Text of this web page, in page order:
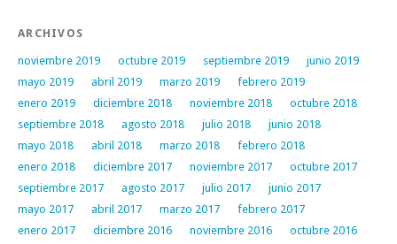
ARCHIVOS
noviembre 2019 octubre 2019 septiembre 2019
junio 2019
mayo 2019
abril 2019 marzo 2019
febrero 2019
enero 2019
diciembre 2018 noviembre 2018
octubre 2018
septiembre 2018
agosto 2018 julio 2018
junio 2018
mayo 2018
abril 2018 marzo 2018
febrero 2018
enero 2018
diciembre 2017 noviembre 2017
octubre 2017
septiembre 2017
agosto 2017 julio 2017
junio 2017
mayo 2017
abril 2017 marzo 2017
febrero 2017
enero 2017
diciembre 2016 noviembre 2016
octubre 2016